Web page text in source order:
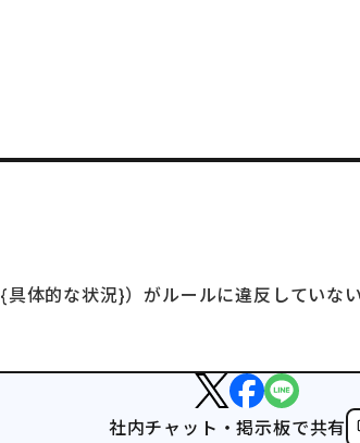
体的な状況}）がルールに違反していな
社内チャット・掲示板で共有